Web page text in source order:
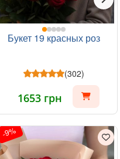
Букет 19 красных роз
(302)
1653 грн
-9%